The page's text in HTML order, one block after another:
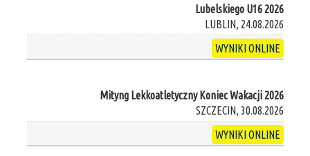
Lubelskiego U16 2026
LUBLIN, 24.08.2026
WYNIKI ONLINE
Mityng Lekkoatletyczny Koniec Wakacji 2026
SZCZECIN, 30.08.2026
WYNIKI ONLINE